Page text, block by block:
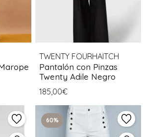
TWENTY FOURHAITCH
Pantalón con Pinzas
Twenty Adile Negro
185,00€
60%